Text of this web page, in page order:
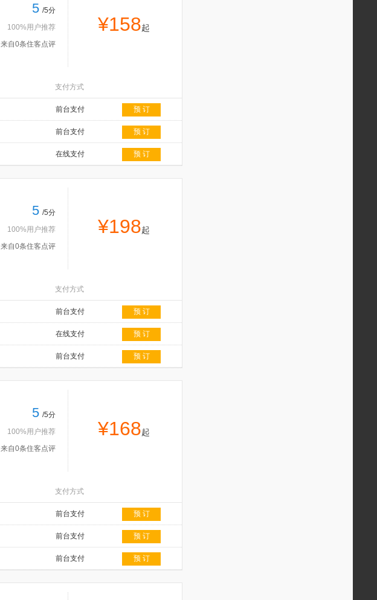
5 /5分
100%用户推荐
来自0条住客点评
¥158起
支付方式
前台支付 预 订
前台支付 预 订
在线支付 预 订
5 /5分
100%用户推荐
来自0条住客点评
¥198起
支付方式
前台支付 预 订
在线支付 预 订
前台支付 预 订
5 /5分
100%用户推荐
来自0条住客点评
¥168起
支付方式
前台支付 预 订
前台支付 预 订
前台支付 预 订